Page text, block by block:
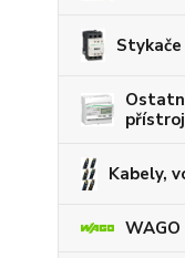
Kabely,
WAGO